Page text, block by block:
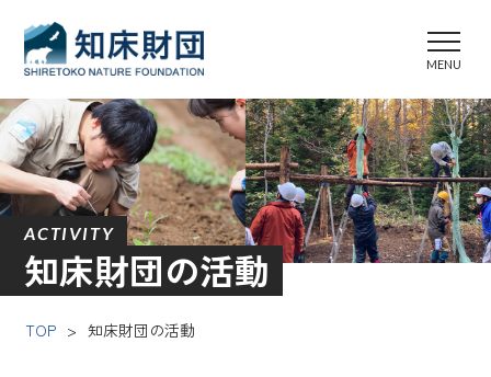
ACTIVITY
知床財団の活動
TOP > 知床財団の活動